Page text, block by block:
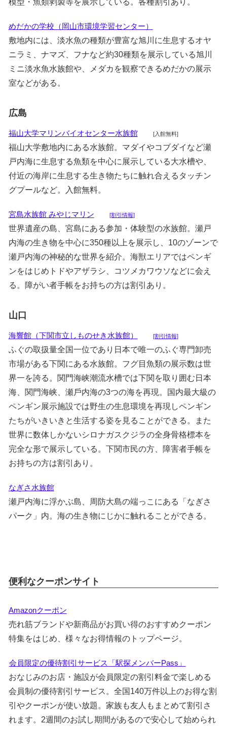
めだかの学校（岡山市環境学習センター）
敷地内には、淡水魚の種類が豊富な旭川に生息するオヤ
ニラミ、ナマズ、フナなど約30種類を展示している旭川
ミニ淡水魚水族館や、メダカを観察できるめだかの展示
室などがある。
広島
福山大学マリンバイオセンター水族館 [入館無料]
福山大学敷地内にある水族館。マダイやコブダイなど瀬
戸内海に生息する魚類を中心に展示している大水槽や、
付近の海岸に生息する生き物たちに触れ合えるタッチン
グプールなど。入館無料。
宮島水族館 みやじマリン [割引情報]
世界遺産の島、宮島にある参加・体験型の水族館。瀬戸
内海の生き物を中心に350種以上を展示し、10のゾーンで
瀬戸内海の神秘的な世界を紹介。海獣エリアではペンギ
ンをはじめトドやアザラシ、コツメカワウソなどに会え
る。障がい者手帳をお持ちの方は割引あり。
山口
海響館（下関市立しものせき水族館） [割引情報]
ふぐの取扱量全国一位であり日本で唯一のふぐ専門卸売
市場がある下関にある水族館。フグ目魚類の展示数は世
界一を誇る。関門海峡潮流水槽では下関を取り囲む日本
海、関門海峡、瀬戶内海の3つの海を再現。国内最大級の
ペンギン展示施設では野生の生息環境を再現しペンギン
たちがいきいきと生活する姿を見ることができる。また
世界に数体しかないシロナガスクジラの全身骨格標本を
完全な形で展示している。下関市民の方、障害者手帳を
お持ちの方は割引あり。
なぎさ水族館
瀬戸内海に浮かぶ島、周防大島の端っこにある「なぎさ
パーク」内。海の生き物にじかに触れることができる。
便利なクーポンサイト
Amazonクーポン
売れ筋ブランドや新商品がお買い得のおすすめクーポン
特集をはじめ、様々なお得情報のトップページ。
会員限定の優待割引サービス「駅探メンバーPass」
おなじみのお店・施設が会員限定の割引料金で楽しめる
会員制の優待割引サービス。全国140万件以上のお得な割
引やクーポンが使い放題。家族も友人もまとめて割引さ
れます。2週間のお試し期間があるので安心して始められ